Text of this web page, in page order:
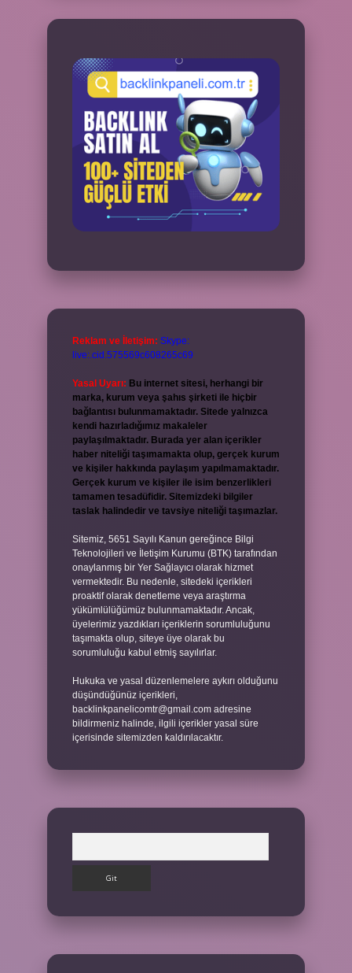
Reklam ve İletişim: Skype:
live:.cid.575569c608265c69
Yasal Uyarı: Bu internet sitesi, herhangi bir
marka, kurum veya şahıs şirketi ile hiçbir
bağlantısı bulunmamaktadır. Sitede yalnızca
kendi hazırladığımız makaleler
paylaşılmaktadır. Burada yer alan içerikler
haber niteliği taşımamakta olup, gerçek kurum
ve kişiler hakkında paylaşım yapılmamaktadır.
Gerçek kurum ve kişiler ile isim benzerlikleri
tamamen tesadüfidir. Sitemizdeki bilgiler
taslak halindedir ve tavsiye niteliği taşımazlar.
Sitemiz, 5651 Sayılı Kanun gereğince Bilgi
Teknolojileri ve İletişim Kurumu (BTK) tarafından
onaylanmış bir Yer Sağlayıcı olarak hizmet
vermektedir. Bu nedenle, sitedeki içerikleri
proaktif olarak denetleme veya araştırma
yükümlülüğümüz bulunmamaktadır. Ancak,
üyelerimiz yazdıkları içeriklerin sorumluluğunu
taşımakta olup, siteye üye olarak bu
sorumluluğu kabul etmiş sayılırlar.
Hukuka ve yasal düzenlemelere aykırı olduğunu
düşündüğünüz içerikleri,
backlinkpanelicomtr@gmail.com adresine
bildirmeniz halinde, ilgili içerikler yasal süre
içerisinde sitemizden kaldırılacaktır.